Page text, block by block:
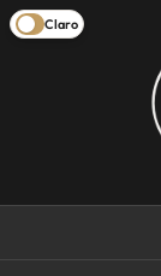
Claro